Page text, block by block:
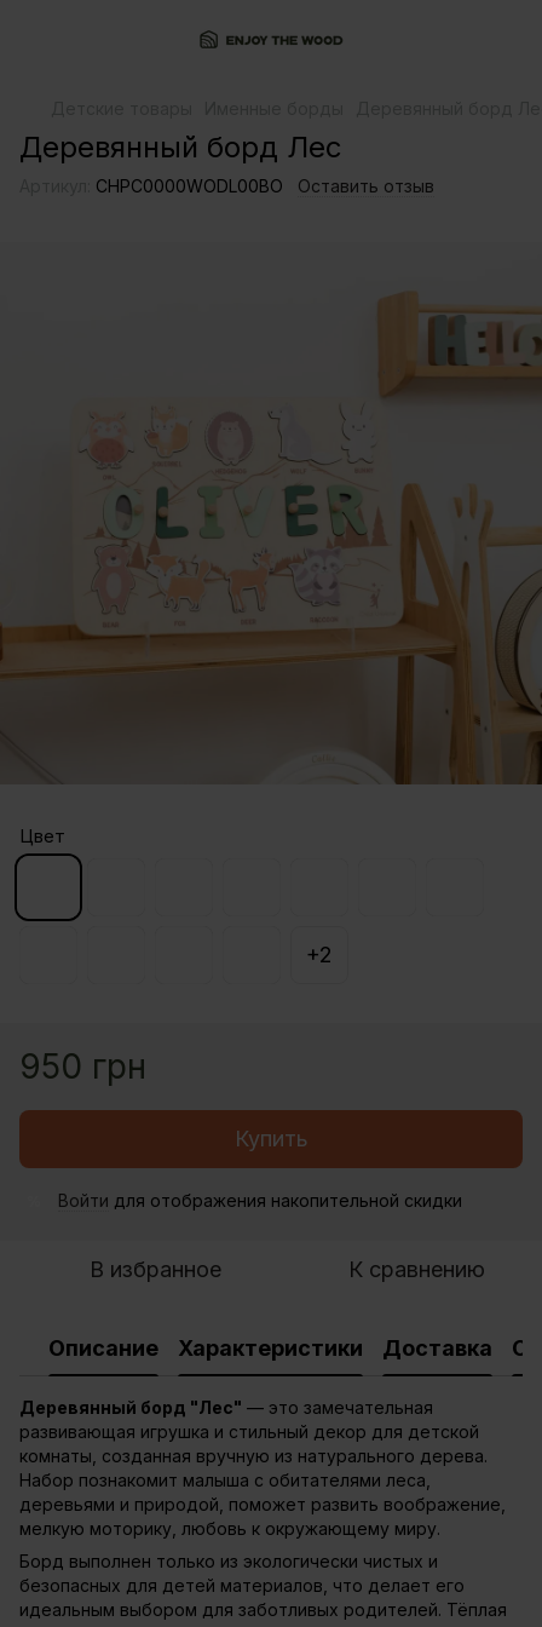
Деревянный борд Лес
СHPC0000WODL00BO Оставить отзыв
Цвет
+2
950 грн
Купить
Войти для отображения накопительной скидки
В избранное К сравнению
Описание Характеристики Доставка
Деревянный борд "Лес" — это замечательная
развивающая игрушка и стильный декор для детской
комнаты, созданная вручную из натурального дерева.
Набор познакомит малыша с обитателями леса,
деревьями и природой, поможет развить воображение,
мелкую моторику, любовь к окружающему миру.
Борд выполнен только из экологически чистых и
безопасных для детей материалов, что делает его
идеальным выбором для заботливых родителей. Тёплая